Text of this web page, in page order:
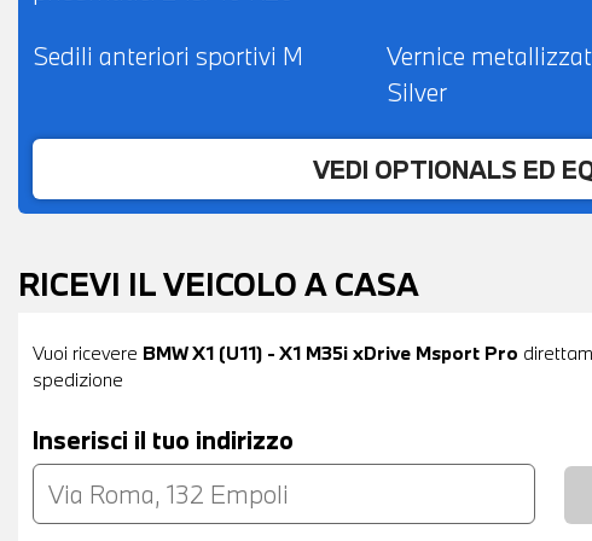
Sedili anteriori sportivi M
Vernice
Silver
VEDI OPTIONALS ED
RICEVI IL VEICOLO A CASA
Vuoi ricevere BMW X1 (U11) - X1 M35i xDrive Msport Pro
spedizione
Inserisci il tuo indirizzo